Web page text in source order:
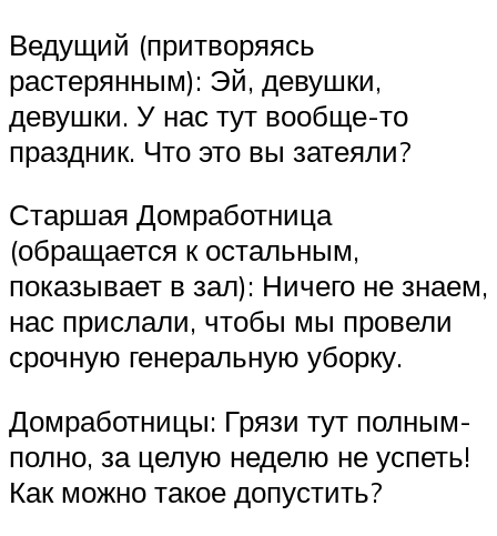
Ведущий (притворяясь
растерянным): Эй, девушки,
девушки. У нас тут вообще-то
праздник. Что это вы затеяли?
Старшая Домработница
(обращается к остальным,
показывает в зал): Ничего не знаем,
нас прислали, чтобы мы провели
срочную генеральную уборку.
Домработницы: Грязи тут полным-
полно, за целую неделю не успеть!
Как можно такое допустить?